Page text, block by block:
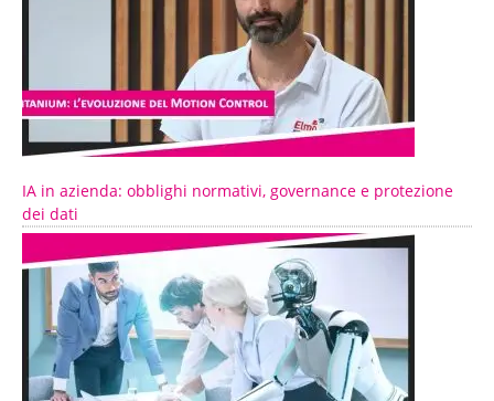
IA in azienda: obblighi normativi, governance e protezione
dei dati